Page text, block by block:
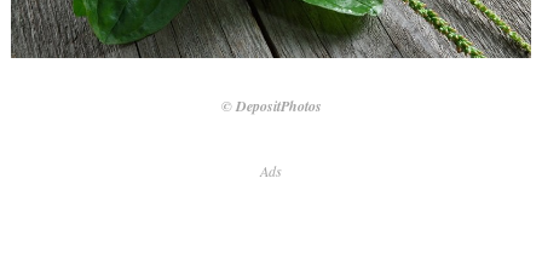
© DepositPhotos
Ads